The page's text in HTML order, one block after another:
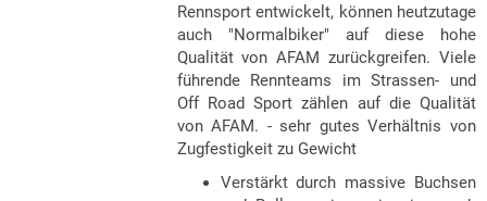
Rennsport entwickelt, können heutzutage
auch "Normalbiker" auf diese hohe
Qualität von AFAM zurückgreifen. Viele
führende Rennteams im Strassen- und
Off Road Sport zählen auf die Qualität
von AFAM. - sehr gutes Verhältnis von
Zugfestigkeit zu Gewicht
Verstärkt durch massive Buchsen